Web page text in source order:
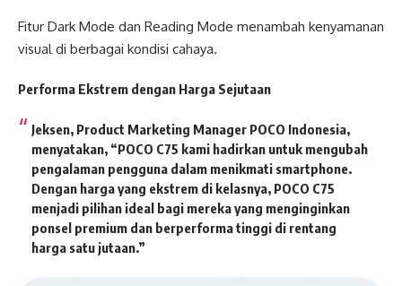
Fitur Dark Mode dan Reading Mode menambah kenyamanan
visual di berbagai kondisi cahaya.
Performa Ekstrem dengan Harga Sejutaan
Jeksen, Product Marketing Manager POCO Indonesia,
menyatakan, “POCO C75 kami hadirkan untuk mengubah
pengalaman pengguna dalam menikmati smartphone.
Dengan harga yang ekstrem di kelasnya, POCO C75
menjadi pilihan ideal bagi mereka yang menginginkan
ponsel premium dan berperforma tinggi di rentang
harga satu jutaan.”